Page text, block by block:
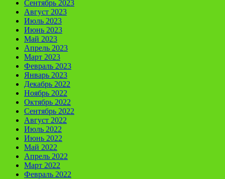
Сентябрь 2023
Август 2023
Июль 2023
Июнь 2023
Май 2023
Апрель 2023
Март 2023
Февраль 2023
Январь 2023
Декабрь 2022
Ноябрь 2022
Октябрь 2022
Сентябрь 2022
Август 2022
Июль 2022
Июнь 2022
Май 2022
Апрель 2022
Март 2022
Февраль 2022